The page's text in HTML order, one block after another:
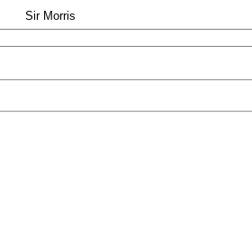
Sir Morris